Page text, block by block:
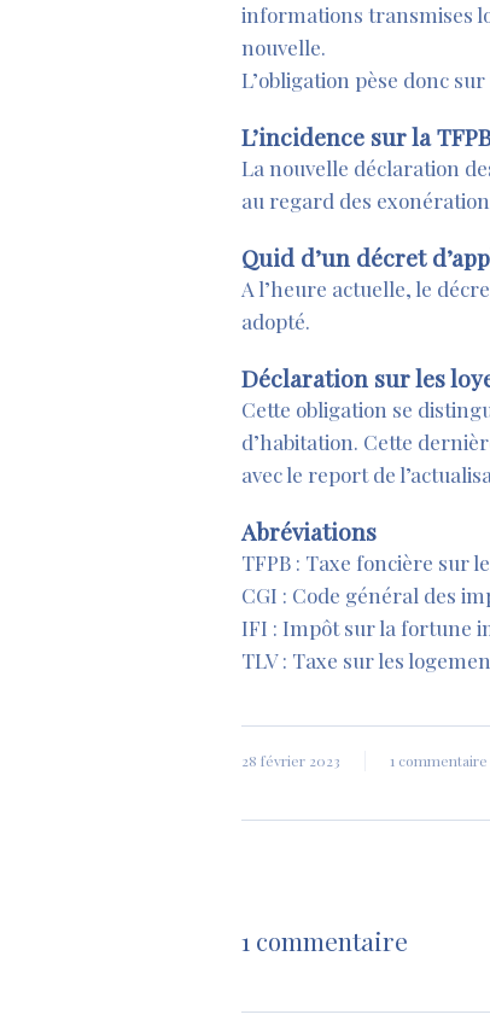
informations transmises
nouvelle.
L’obligation pèse donc
L’incidence sur la
La nouvelle déclaration
au regard des
Quid d’un décret
A l’heure actuelle, le
adopté.
Déclaration sur les
Cette obligation se
d’habitation. Cette
avec le report de
Abréviations
TFPB : Taxe foncière sur
CGI : Code général des
IFI : Impôt sur la fortune
TLV : Taxe sur les
28 février 2023 1 commentaire
1 commentaire